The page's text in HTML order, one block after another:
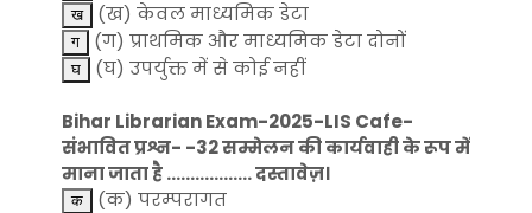
(ख) केवल माध्यमिक डेटा
(ग) प्राथमिक और माध्यमिक डेटा दोनों
(घ) उपर्युक्त में से कोई नहीं
Bihar Librarian Exam-2025-LIS Cafe-
संभावित प्रश्न- -32 सम्मेलन की कार्यवाही के रूप में
माना जाता है .................. दस्तावेज़।
(क) परम्परागत